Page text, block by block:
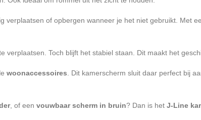
verplaatsen of opbergen wanneer je het niet gebruikt. Met
verplaatsen. Toch blijft het stabiel staan. Dit maakt het
woonaccessoires . Dit kamerscherm sluit daar perfect bij
, of een vouwbaar scherm in bruin? Dan is het J-Line